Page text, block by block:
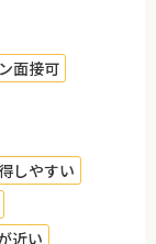
面接可
しやすい
近い